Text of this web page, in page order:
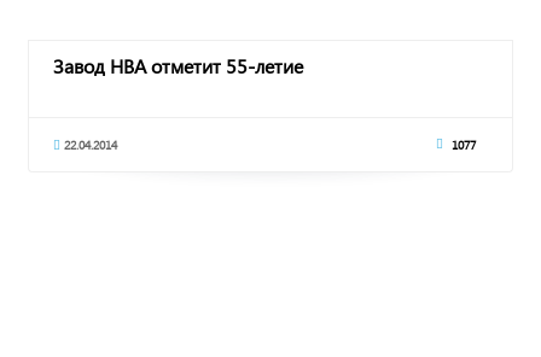
Завод НВА отметит 55-летие
22.04.2014 1077